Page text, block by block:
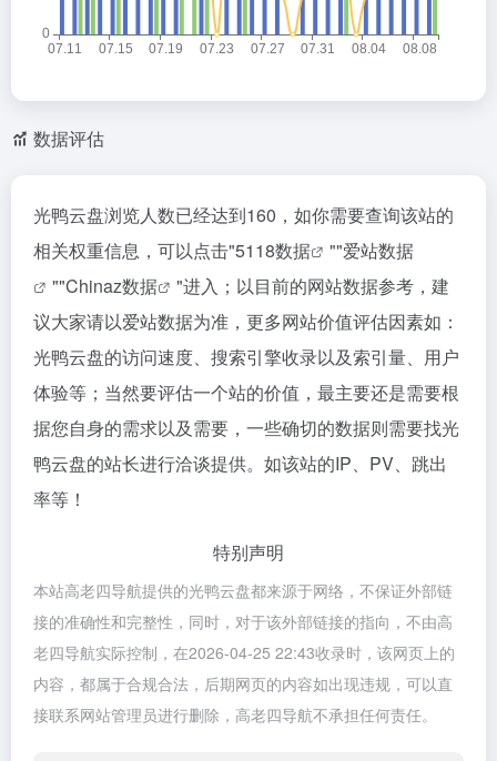
数据评估
光鸭云盘浏览人数已经达到160，如你需要查询该站的
相关权重信息，可以点击"5118数据 ""爱站数据
""Chinaz数据
"进入；以目前的网站数据参考，建
议大家请以爱站数据为准，更多网站价值评估因素如：
光鸭云盘的访问速度、搜索引擎收录以及索引量、用户
体验等；当然要评估一个站的价值，最主要还是需要根
据您自身的需求以及需要，一些确切的数据则需要找光
鸭云盘的站长进行洽谈提供。如该站的IP、PV、跳出
率等！
特别声明
本站高老四导航提供的光鸭云盘都来源于网络，不保证外部链
接的准确性和完整性，同时，对于该外部链接的指向，不由高
老四导航实际控制，在2026-04-25 22:43收录时，该网页上的
内容，都属于合规合法，后期网页的内容如出现违规，可以直
接联系网站管理员进行删除，高老四导航不承担任何责任。